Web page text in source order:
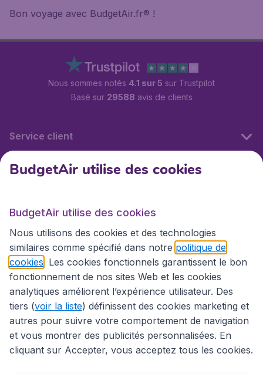
Bon voyage avec BudgetAir.fr® !
Nous sommes notés 4.1 sur 5 sur Trustpilot
Basé sur 29588 avis de clients
Service client
BudgetAir.fr
Sites internationaux
Déclaration d’accessibilité
Conditions générales
BudgetAir utilise des cookies
BudgetAir utilise des cookies
Nous utilisons des cookies et des technologies
similaires comme spécifié dans notre politique de
cookies . Les cookies fonctionnels garantissent le bon
fonctionnement de nos sites Web et les cookies
analytiques améliorent l’expérience utilisateur. Des
tiers (voir la liste) définissent des cookies marketing et
autres pour suivre votre comportement de navigation
et vous montrer des publicités personnalisées. En
cliquant sur Accepter, vous acceptez tous les cookies.